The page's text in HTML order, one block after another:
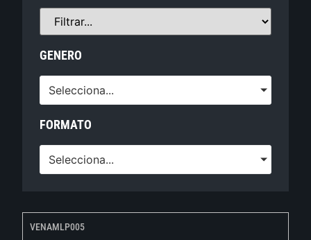
GENERO
Selecciona...
FORMATO
Selecciona...
VENAMLP005